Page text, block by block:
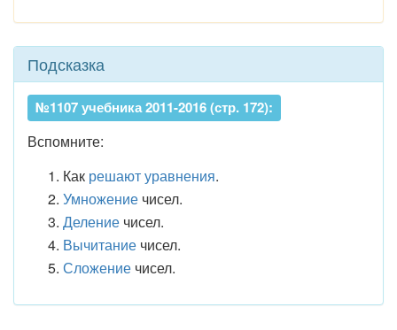
Подсказка
№1107 учебника 2011-2016 (стр. 172):
Вспомните:
Как решают уравнения.
Умножение чисел.
Деление чисел.
Вычитание чисел.
Сложение чисел.